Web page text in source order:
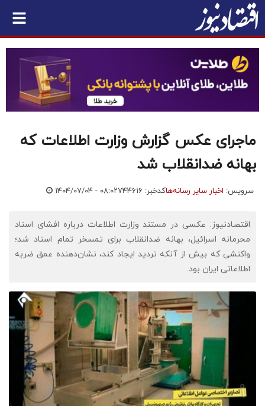
ماجرای عکس گزارش وزارت اطلاعات که
بهانه ضدانقلاب شد
سرویس: اخبار سایر رسانه‌هاکدخبر: ۷۴۴۶۱۶ ۱۴۰۴/۰۷/۰۴ - ۰۸:۰۲
اقتصادنیوز: عکسی در مستند وزارت اطلاعات درباره افشای اسناد
محرمانه اسرائیل، بهانه ضدانقلاب برای تمسخر تمام اسناد شد؛
واکنشی که بیش از آنکه تردید ایجاد کند، نشان‌دهنده عمق ضربه
اطلاعاتی ایران بود.